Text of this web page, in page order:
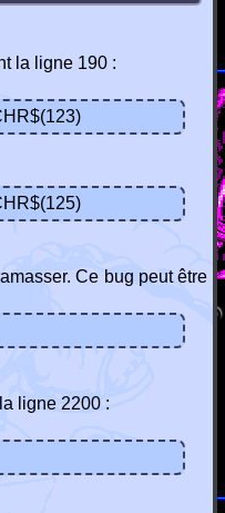
la ligne 190 :
Ce bug peut être
ligne 2200 :